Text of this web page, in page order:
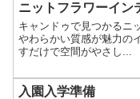
ニットフラワーイン
キャンドゥで見つかるニ
やわらかい質感が魅力の
すだけで空間がやさし...
入園入学準備